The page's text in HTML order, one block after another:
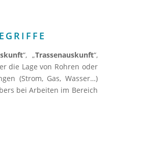
“, „Trassenauskunft“,
die Lage von Rohren oder
(Strom, Gas, Wasser…)
bei Arbeiten im Bereich